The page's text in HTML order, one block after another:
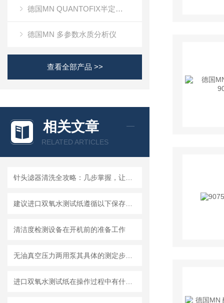
德国MN QUANTOFIX半定量测试条
德国MN 多参数水质分析仪
查看全部产品 >>
相关文章
RELATED ARTICLES
清洁度检测设备在开机前的准备工作